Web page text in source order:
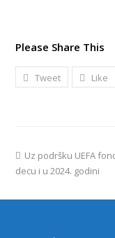
Please Share This
Tweet Like
Uz podršku UEFA
decu i u 2024. godini